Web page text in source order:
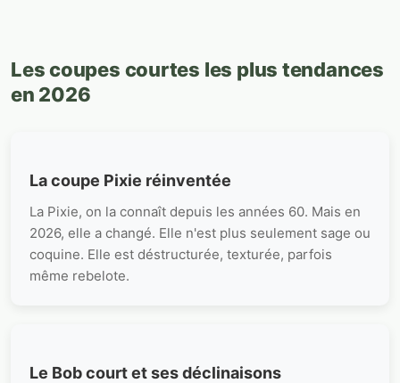
Les coupes courtes les plus tendances
en 2026
La coupe Pixie réinventée
La Pixie, on la connaît depuis les années 60. Mais en
2026, elle a changé. Elle n'est plus seulement sage ou
coquine. Elle est déstructurée, texturée, parfois
même rebelote.
Le Bob court et ses déclinaisons